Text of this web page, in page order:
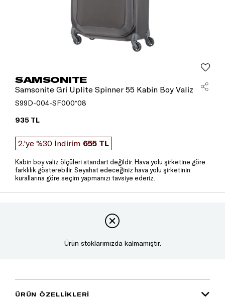
SAMSONITE
Samsonite Gri Uplite Spinner 55 Kabin Boy Valiz
S99D-004-SF000*08
935 TL
2.'ye %30 İndirim 655 TL
Kabin boy valiz ölçüleri standart değildir. Hava yolu şirketine göre
farklılık gösterebilir. Seyahat edeceğiniz hava yolu şirketinin
kurallarına göre seçim yapmanızı tavsiye ederiz.
Ürün stoklarımızda kalmamıştır.
ÜRÜN ÖZELLIKLERI